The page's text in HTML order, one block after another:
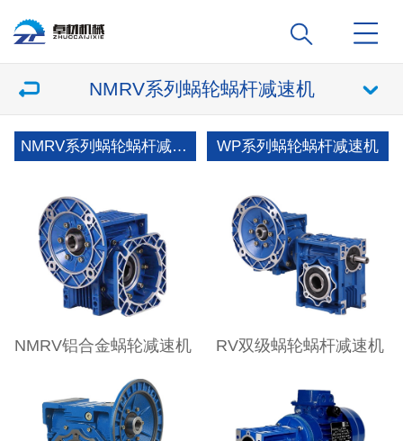
NMRV系列蜗轮蜗杆减速机
NMRV系列蜗轮蜗杆减速机 WP系列蜗轮蜗杆减速机
NMRV铝合金蜗轮减速机 RV双级蜗轮蜗杆减速机